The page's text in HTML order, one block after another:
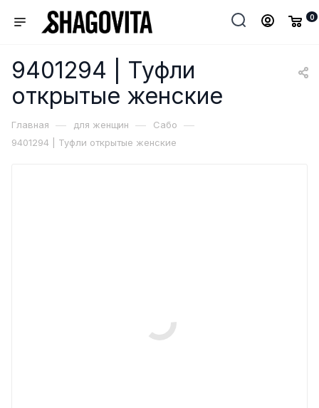
0
9401294 | Туфли
открытые женские
Главная — для женщин — Сабо —
9401294 | Туфли открытые женские